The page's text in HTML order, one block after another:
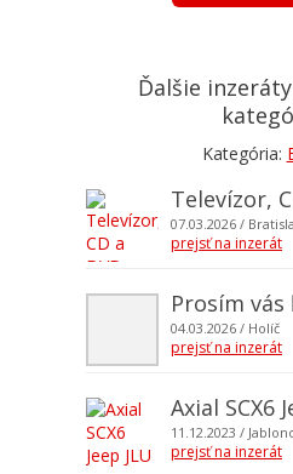
Ďalšie
Kategória:
Televízor,
07.03.2026 /
prejsť na inzerát
Prosím
04.03.2026 / Holíč
prejsť na inzerát
Axial SCX6
11.12.2023 /
prejsť na inzerát